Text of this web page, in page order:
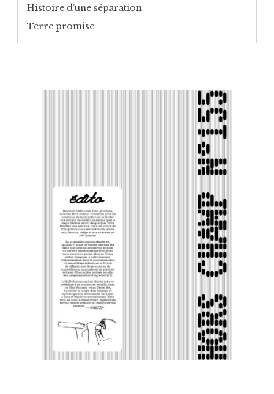
Histoire d’une séparation
Terre promise